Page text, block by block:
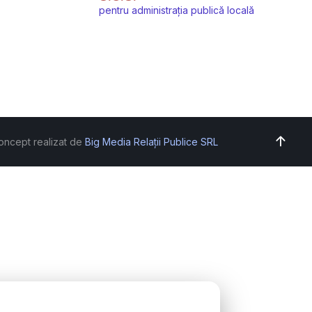
pentru administrația publică locală
realizat de Big Media Relații Publice SRL